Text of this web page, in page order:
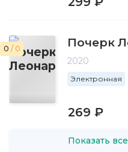
0 / 0 Почерк
2020
Электронная
269 ₽
Показать